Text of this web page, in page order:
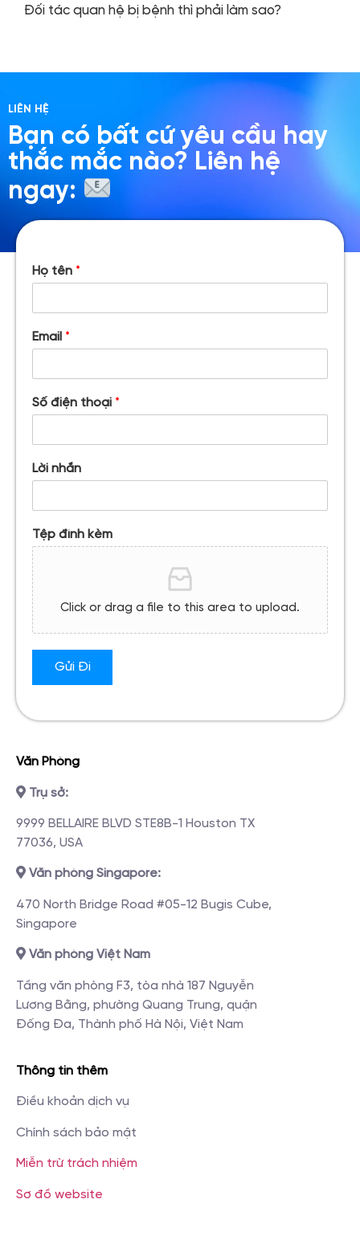
Đối tác quan hệ bị bệnh thì phải làm sao?
LIÊN HỆ
Bạn có bất cứ yêu cầu hay
thắc mắc nào? Liên hệ
ngay:
Văn Phòng
Trụ sở:
9999 BELLAIRE BLVD STE8B-1 Houston TX
77036, USA
Văn phòng Singapore:
470 North Bridge Road #05-12 Bugis Cube,
Singapore
Văn phòng Việt Nam
Tầng văn phòng F3, tòa nhà 187 Nguyễn
Lương Bằng, phường Quang Trung, quận
Đống Đa, Thành phố Hà Nội, Việt Nam
Thông tin thêm
Điều khoản dịch vụ
Chính sách bảo mật
Miễn trừ trách nhiệm
Sơ đồ website
Họ tên *
Email *
Số điện thoại *
Lời nhắn
Tệp đính kèm
Click or drag a file to this area to upload.
Gửi Đi